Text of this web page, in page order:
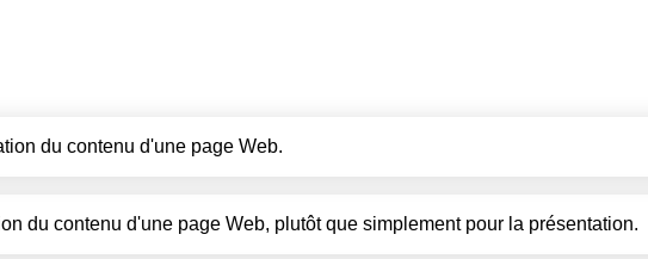
du contenu d'une page Web.
du contenu d'une page Web, plutôt que simplement pour la présentation.